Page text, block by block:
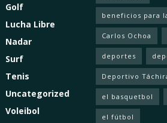
Golf
Lucha Libre
Nadar
Surf
Tenis
Uncategorized
Voleibol
beneficios para
Carlos Ochoa
deportes
Deportivo
el basquetbol
el fútbol